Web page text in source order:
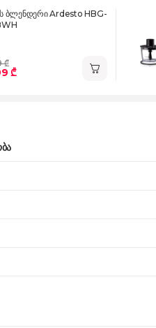
ბლენდერი Ardesto HBG-
₾
₾